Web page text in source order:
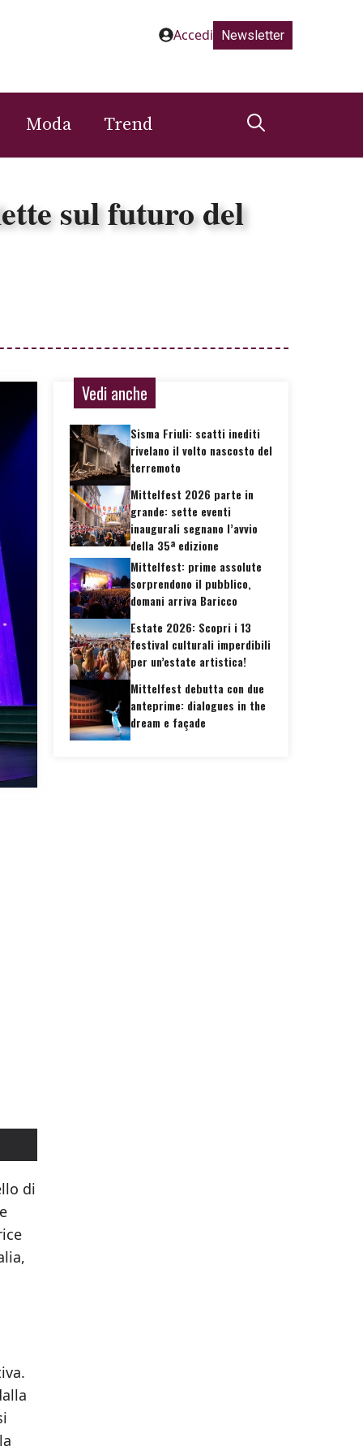
Accedi Newsletter
Moda Trend
sul futuro del
di
Vedi anche
Sisma Friuli: scatti inediti
rivelano il volto nascosto del
terremoto
Mittelfest 2026 parte in
grande: sette eventi
inaugurali segnano l’avvio
della 35ª edizione
Mittelfest: prime assolute
sorprendono il pubblico,
domani arriva Baricco
Estate 2026: Scopri i 13
festival culturali imperdibili
per un’estate artistica!
Mittelfest debutta con due
anteprime: dialogues in the
dream e façade